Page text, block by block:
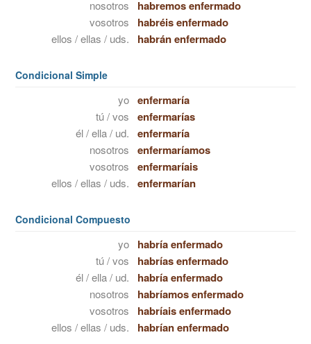
nosotros habremos enfermado
vosotros habréis enfermado
ellos / ellas / uds. habrán enfermado
Condicional Simple
yo enfermaría
tú / vos enfermarías
él / ella / ud. enfermaría
nosotros enfermaríamos
vosotros enfermaríais
ellos / ellas / uds. enfermarían
Condicional Compuesto
yo habría enfermado
tú / vos habrías enfermado
él / ella / ud. habría enfermado
nosotros habríamos enfermado
vosotros habríais enfermado
ellos / ellas / uds. habrían enfermado